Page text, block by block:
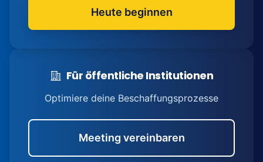
Heute beginnen
Für öffentliche Institutionen
Optimiere deine Beschaffungsprozesse
Meeting vereinbaren